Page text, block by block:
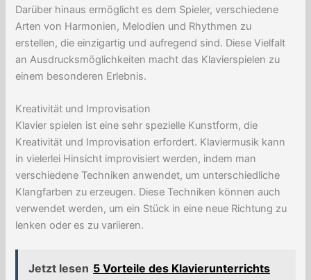
Darüber hinaus ermöglicht es dem Spieler, verschiedene
Arten von Harmonien, Melodien und Rhythmen zu
erstellen, die einzigartig und aufregend sind. Diese Vielfalt
an Ausdrucksmöglichkeiten macht das Klavierspielen zu
einem besonderen Erlebnis.
Kreativität und Improvisation
Klavier spielen ist eine sehr spezielle Kunstform, die
Kreativität und Improvisation erfordert. Klaviermusik kann
in vielerlei Hinsicht improvisiert werden, indem man
verschiedene Techniken anwendet, um unterschiedliche
Klangfarben zu erzeugen. Diese Techniken können auch
verwendet werden, um ein Stück in eine neue Richtung zu
lenken oder es zu variieren.
Jetzt lesen 5 Vorteile des Klavierunterrichts